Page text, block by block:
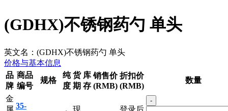
(GDHX)不锈钢药勺 单头
英文名： (GDHX)不锈钢药勺 单头
价格与基本信息
品
牌
商品
编号
规格
纯
度
货
期
库
存
销售价
(RMB)
折扣价
(RMB)
数量
金
-